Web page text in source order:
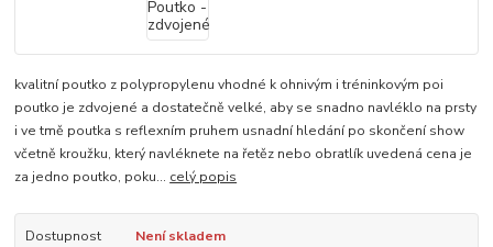
kvalitní poutko z polypropylenu vhodné k ohnivým i tréninkovým poi
poutko je zdvojené a dostatečně velké, aby se snadno navléklo na prsty
i ve tmě poutka s reflexním pruhem usnadní hledání po skončení show
včetně kroužku, který navléknete na řetěz nebo obratlík uvedená cena je
za jedno poutko, poku... celý popis
Dostupnost Není skladem